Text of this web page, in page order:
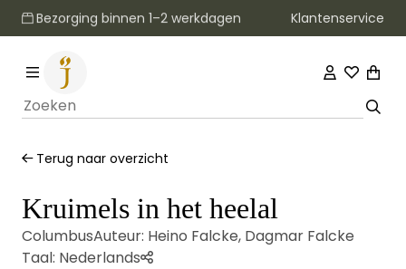
Bezorging binnen 1–2 werkdagen Klantenservice
Terug naar overzicht
Kruimels in het heelal
ColumbusAuteur: Heino Falcke, Dagmar Falcke
Taal: Nederlands